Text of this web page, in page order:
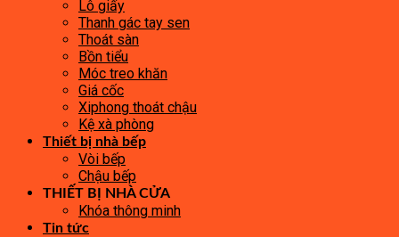
Lô giấy
Thanh gác tay sen
Thoát sàn
Bồn tiểu
Móc treo khăn
Giá cốc
Xiphong thoát chậu
Kệ xà phòng
Thiết bị nhà bếp
Vòi bếp
Chậu bếp
THIẾT BỊ NHÀ CỬA
Khóa thông minh
Tin tức